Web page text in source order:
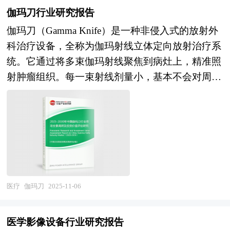
通过市场退出机制将所投入的资本由股权形态转化
为资金形态，以收回投资，取得高额风险收益。全
球风险资本市场已进入新一轮快速发展的周期。除
了成熟投资热点地区外，包括中国和印度、英国等
新兴热点地区的风险投资市场发展快速升温。中国
潮中，中国的风险投资事业已经有了较大的发展。
随着中国经济持续稳定地高速增长和资本市场的逐
步完善，中国的资本市场在最近几年呈现出强劲的
增长态势，投资于中国市场的高回报率使中国成为
全球资本关注的战略要地。 本报告由中研普华咨
询公司领衔撰写，在大量周密的市场调研基础上，
会、中国风险投资研究院、深圳创业投资同业公
家创新体系自主运行的战略性基础产业。 《2025-
首创针对项目投融资咨询服务的专项计划书。计划
书分为：行业通用版、专业定制版。行业通用版是
中研普华根据行业一般水平测算好了行业指标数
据，作为行业通用的模板计划书，企业可以自行补
充单位信息，稍做调整就可以作为项目计划书使
用。我们也可以根据企业具体项目要求专项编写专
业定制版，并根据详细要求合理报价，为企业项目
立项、上马、融资提供全程指引服务。 本计划书
主要有以下几大用途： 审批国家资金——国家规
范格式、关注产业发展、侧重社会影响； 吸引外
商投资——国际规范格式、遵从外资政策、确保外
避项目风险、保障收益回报； 友好企业合作——
伽玛刀行业研究报告
伽玛刀（Gamma Knife）是一种非侵入式的放射外
科治疗设备，全称为伽玛射线立体定向放射治疗系
统。它通过将多束伽玛射线聚焦到病灶上，精准照
射肿瘤组织。每一束射线剂量小，基本不会对周围
时，能量足以摧毁病变组织。伽玛刀主要用于治疗
脑部肿瘤、血管畸形和一些功能性神经疾病。 伽
玛刀作为一种先进的放射外科治疗技术，凭借其高
精度、低损伤的特点，在肿瘤和神经系统疾病的治
疗中发挥着重要作用。随着技术的不断进步和市场
的持续扩大，伽玛刀在未来有望在更多领域得到应
玛刀研究报告对行业研究的内容和方法进行全面的
医疗 伽玛刀 2025-11-06
医学影像设备行业研究报告